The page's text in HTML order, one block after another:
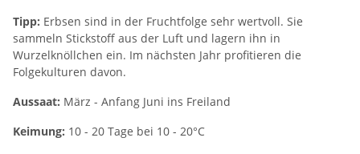
Tipp: Erbsen sind in der Fruchtfolge sehr wertvoll. Sie
sammeln Stickstoff aus der Luft und lagern ihn in
Wurzelknöllchen ein. Im nächsten Jahr profitieren die
Folgekulturen davon.
Aussaat: März - Anfang Juni ins Freiland
Keimung: 10 - 20 Tage bei 10 - 20°C